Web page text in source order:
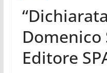
Editore